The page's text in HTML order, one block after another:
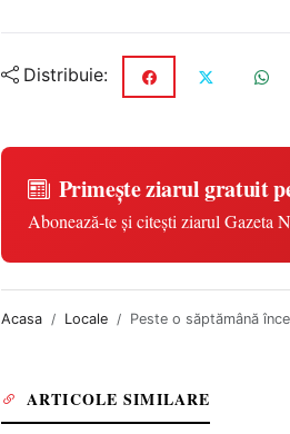
Distribuie:
Primește ziarul gratuit
Abonează-te și citești ziarul Gazeta
Acasa Locale Peste o săptămână
ARTICOLE SIMILARE